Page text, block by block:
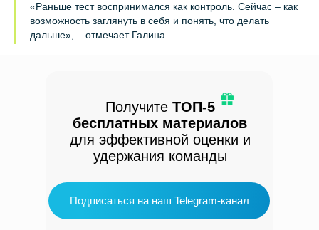
«Раньше тест воспринимался как контроль. Сейчас – как
возможность заглянуть в себя и понять, что делать
дальше», – отмечает Галина.
Получите ТОП-5
бесплатных материалов
для эффективной оценки и
удержания команды
Подписаться на наш Telegram-канал